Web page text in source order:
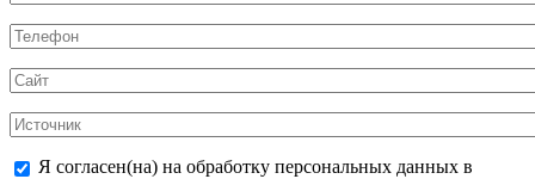
Я согласен(на) на обработку персональных данных в